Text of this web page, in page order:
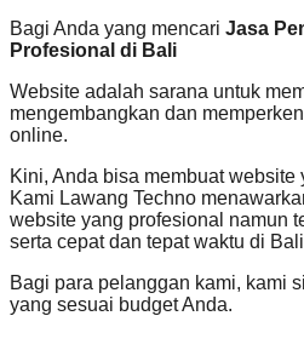
Bagi Anda yang mencari Jasa
Profesional di Bali
Website adalah sarana untuk
mengembangkan dan
online.
Kini, Anda bisa membuat
Kami Lawang Techno
website yang profesional namun
serta cepat dan tepat waktu di
Bagi para pelanggan kami, kami
yang sesuai budget Anda.